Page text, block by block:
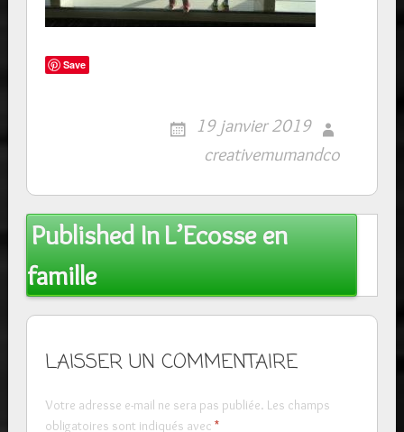
Save
19 janvier 2019
creativemumandco
Post
navigation
Published InL’Ecosse en
famille
LAISSER UN COMMENTAIRE
Votre adresse e-mail ne sera pas publiée. Les champs
obligatoires sont indiqués avec *